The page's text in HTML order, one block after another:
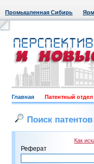
Промышленная Сибирь
Главная Патентный отдел
Поиск патентов
Как
Реферат